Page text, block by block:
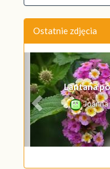
Ostatnie zdjęcia
Lantana
Joanna
Poprzednie